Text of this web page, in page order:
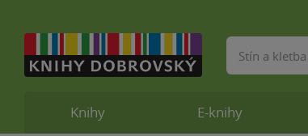
Knihy E-knihy